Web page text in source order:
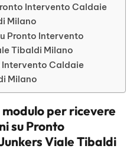
Intervento Caldaie
Milano
Pronto Intervento
Tibaldi Milano
Intervento Caldaie
Milano
per ricevere
suPronto
Viale Tibaldi